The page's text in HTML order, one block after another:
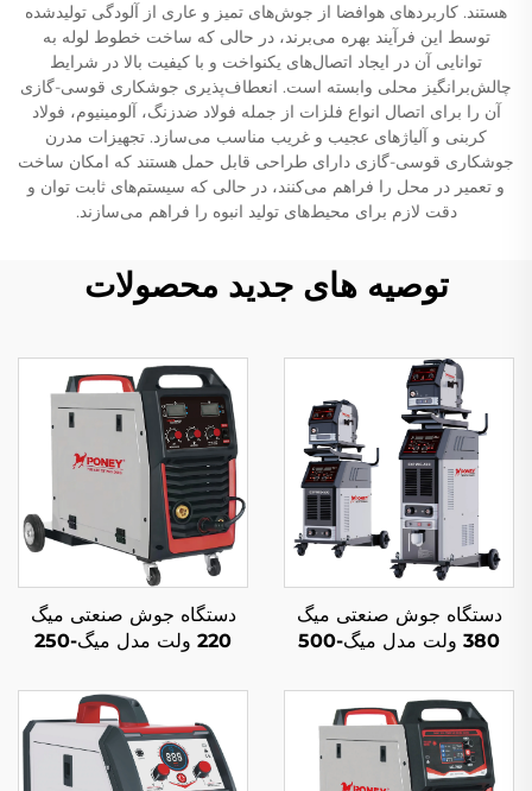
هستند. کاربردهای هوافضا از جوش‌های تمیز و عاری از آلودگی تولیدشده
توسط این فرآیند بهره می‌برند، در حالی که ساخت خطوط لوله به
توانایی آن در ایجاد اتصال‌های یکنواخت و با کیفیت بالا در شرایط
چالش‌برانگیز محلی وابسته است. انعطاف‌پذیری جوشکاری قوسی-گازی
آن را برای اتصال انواع فلزات از جمله فولاد ضدزنگ، آلومینیوم، فولاد
کربنی و آلیاژهای عجیب و غریب مناسب می‌سازد. تجهیزات مدرن
جوشکاری قوسی-گازی دارای طراحی قابل حمل هستند که امکان ساخت
و تعمیر در محل را فراهم می‌کنند، در حالی که سیستم‌های ثابت توان و
دقت لازم برای محیط‌های تولید انبوه را فراهم می‌سازند.
توصیه های جدید محصولات
دستگاه جوش صنعتی میگ
380 ولت مدل میگ-500
اکسید کربن و جوشکاری
قوس الکتریکی میگ/مگ و
جوشکاری گودسازی
دستگاه جوش صنعتی میگ
220 ولت مدل میگ-250
اکسید کربن و جوشکاری
قوس الکتریکی میگ/مگ